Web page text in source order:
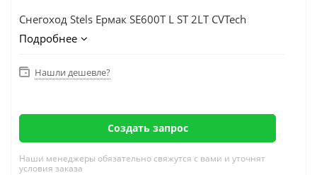
Снегоход Stels Ермак SE600T L ST 2LT CVTech
Подробнее
Нашли дешевле?
Создать запрос
Наши менеджеры обязательно свяжутся с вами и уточнят
условия заказа